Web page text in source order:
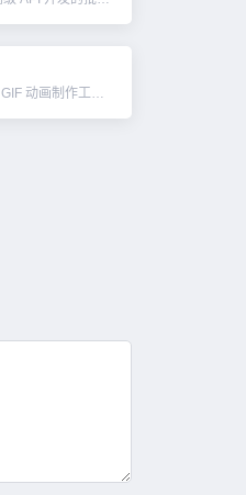
一个简单的在线 GIF 动画制作工具和用于基本动画 GIF 编辑的免费工具集。我们可以在此处创建、调整大小、裁剪、反转、优化 GIF 并将某些效果保存下载。除了GIF动画编辑外，其它一些功能如下：...